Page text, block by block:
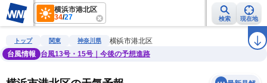
横浜市港北区
34/27 検索 現在地
雨雲レーダー 台風情報 地震情報 ラ
トップ 関東 神奈川県
横浜市港北区
台風情報
台風13号・15号｜今後の予想進路